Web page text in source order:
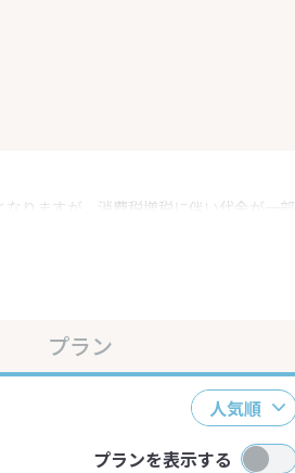
りますが、消費税増税に伴い代金が一部
プラン
人気順
プランを表示する